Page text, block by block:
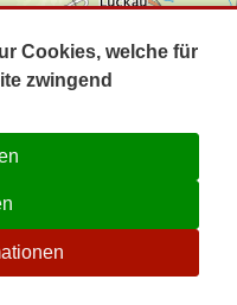
☉
Cookies, welche für
zwingend